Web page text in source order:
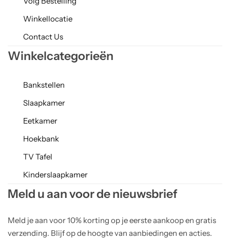
Winkellocatie
Contact Us
Winkelcategorieën
Bankstellen
Slaapkamer
Eetkamer
Hoekbank
TV Tafel
Kinderslaapkamer
Meld u aan voor de nieuwsbrief
Meld je aan voor 10% korting op je eerste aankoop en gratis
verzending. Blijf op de hoogte van aanbiedingen en acties.